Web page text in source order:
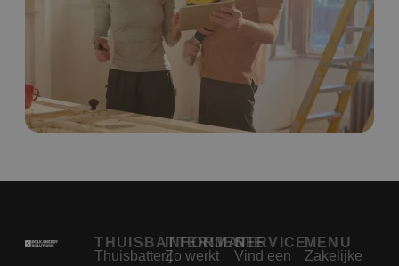
THUISBATTERIJEN
Thuisbatterij
INFORMATIE
Zo werkt
SERVICE
Vind een
MENU
Zakelijke